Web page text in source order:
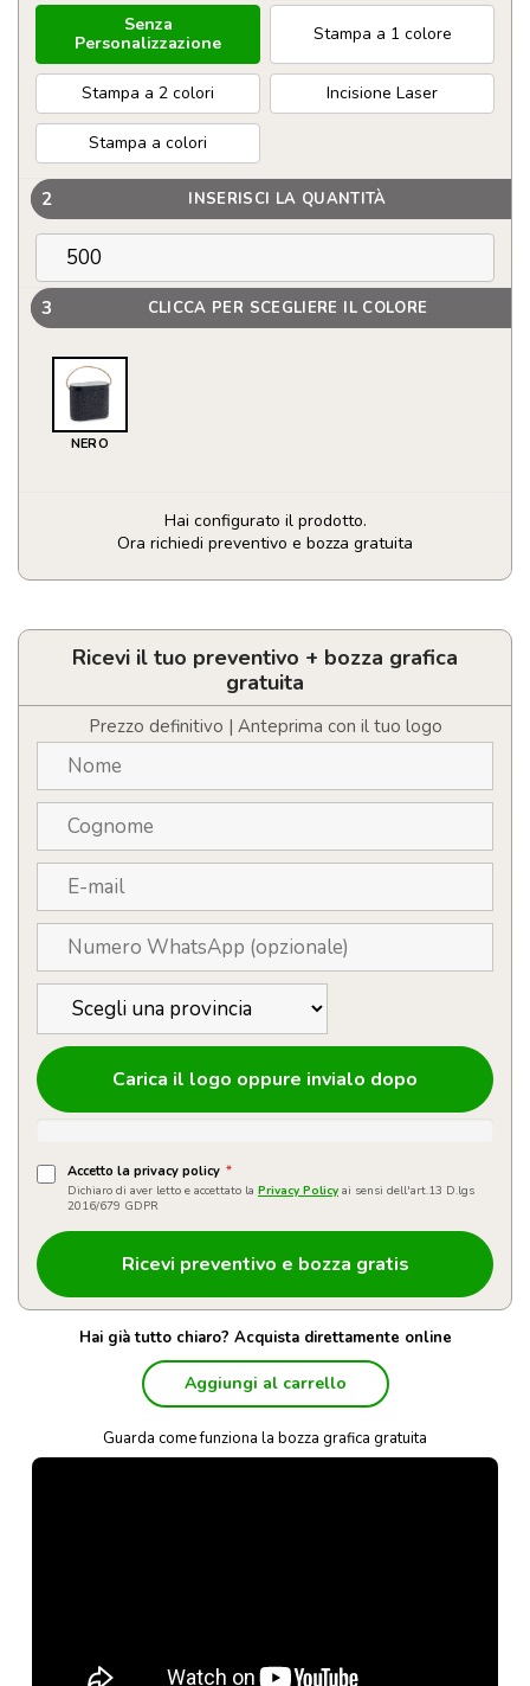
Senza
Personalizzazione
Stampa a 1 colore
Stampa a 2 colori Incisione Laser
Stampa a colori
2 INSERISCI LA QUANTITÀ
3 CLICCA PER SCEGLIERE IL COLORE
NERO
Hai configurato il prodotto.
Ora richiedi preventivo e bozza gratuita
Speaker
caricatore
wireless
quantità
Ricevi il tuo preventivo + bozza grafica
gratuita
Prezzo definitivo | Anteprima con il tuo logo
Carica il logo oppure invialo dopo
Accetto la privacy policy *
Dichiaro di aver letto e accettato la Privacy Policy ai sensi dell'art.13 D.lgs
2016/679 GDPR
Hai già tutto chiaro? Acquista direttamente online
Aggiungi al carrello
Guarda come funziona la bozza grafica gratuita